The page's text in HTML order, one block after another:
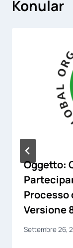
Konular
Oggetto:
Processo
Versione
Settembre 26,